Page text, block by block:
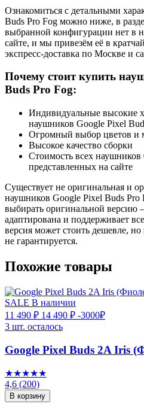
Ознакомиться с детальными
Buds Pro Fog можно ниже, в
выбранной конфигурации нет в
сайте, и мы привезём её в
экспресс-доставка по Москве и
Почему стоит купить
Buds Pro Fog:
Индивидуальные высокие
наушников Google Pixel
Огромный выбор цветов и
Высокое качество сборки
Стоимость всех
представленных на сайте
Существует не оригинальная и
наушников Google Pixel Buds
выбирать оригинальной версию
адаптирована и поддерживает
версия может стоить дешевле, но
не гарантируется.
Похожие товары
SALE В наличии
11 490 ₽ 14 490 ₽ -3000₽
3 шт. осталось
Google Pixel Buds 2A Iris
★★★★★
4,6 (200)
В корзину